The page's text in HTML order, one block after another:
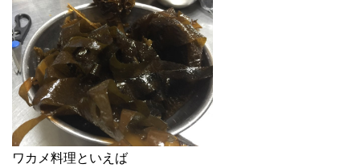
ワカメ料理といえば